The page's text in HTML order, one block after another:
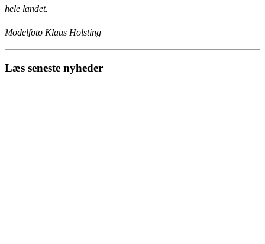
hele landet.
Modelfoto Klaus Holsting
Læs seneste nyheder